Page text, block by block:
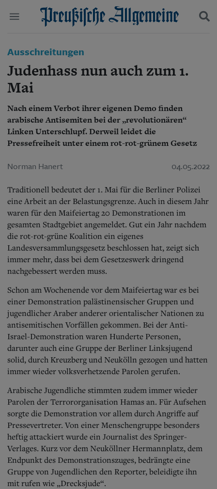
Start
Wer wir sind
Aktuelle Ausgabe
Abonnenten-Login
Abonnent werden
Abo Prämien
Archiv
Mediadaten
Wirtschaft
Leben
Geschichte
Ostpreußen
Pommern
Berlin-Brandenburg
Kontakt
Impressum
Datenschutz
Suchen und finden
Ausschreitungen
Judenhass nun auch zum 1.
Mai
Nach einem Verbot ihrer eigenen Demo finden
arabische Antisemiten bei der „revolutionären“
Linken Unterschlupf. Derweil leidet die
Pressefreiheit unter einem rot-rot-grünem Gesetz
Norman Hanert 04.05.2022
Traditionell bedeutet der 1. Mai für die Berliner Polizei
eine Arbeit an der Belastungsgrenze. Auch in diesem Jahr
waren für den Maifeiertag 20 Demonstrationen im
gesamten Stadtgebiet angemeldet. Gut ein Jahr nachdem
die rot-rot-grüne Koalition ein eigenes
Landesversammlungsgesetz beschlossen hat, zeigt sich
immer mehr, dass bei dem Gesetzeswerk dringend
nachgebessert werden muss.
Schon am Wochenende vor dem Maifeiertag war es bei
einer Demonstration palästinensischer Gruppen und
jugendlicher Araber anderer orientalischer Nationen zu
antisemitischen Vorfällen gekommen. Bei der Anti-
Israel-Demonstration waren Hunderte Personen,
darunter auch eine Gruppe der Berliner Linksjugend
solid, durch Kreuzberg und Neukölln gezogen und hatten
immer wieder volksverhetzende Parolen gerufen.
Arabische Jugendliche stimmten zudem immer wieder
Parolen der Terrororganisation Hamas an. Für Aufsehen
sorgte die Demonstration vor allem durch Angriffe auf
Pressevertreter. Von einer Menschengruppe besonders
heftig attackiert wurde ein Journalist des Springer-
Verlages. Kurz vor dem Neuköllner Hermannplatz, dem
Endpunkt des Demonstrationszuges, bedrängte eine
Gruppe von Jugendlichen den Reporter, beleidigte ihn
mit rufen wie „Drecksjude“.